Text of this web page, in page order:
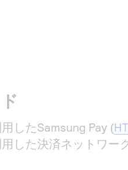
したSamsung Pay (
した決済ネットワー